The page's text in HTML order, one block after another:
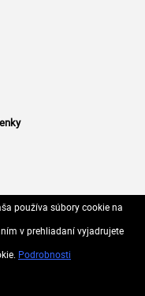
(GDPR)
používa súbory cookie na
v prehliadaní vyjadrujete
Podrobnosti